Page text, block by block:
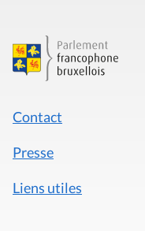
Contact
Presse
Liens utiles